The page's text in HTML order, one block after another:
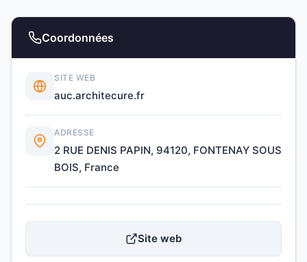
Coordonnées
SITE WEB
auc.architecure.fr
ADRESSE
2 RUE DENIS PAPIN, 94120, FONTENAY SOUS
BOIS, France
Site web